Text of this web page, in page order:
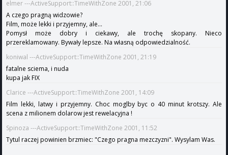
elmer ---ActiveSupport::TimeWithZone 2001, 21:06
A czego pragną widzowie?
Film, może lekki i przyjemny, ale...
Pomysł może dobry i ciekawy, ale trochę skopany. Nieco
przereklamowany. Bywały lepsze. Na własną odpowiedzialność.
koniwal ---ActiveSupport::TimeWithZone 2001, 21:19
fatalne sciema, i nuda
kupa jak FIX
Clarice ---ActiveSupport::TimeWithZone 2001, 14:09
Film lekki, latwy i przyjemny. Choc moglby byc o 40 minut krotszy. Ale
scena z milionem dolarow jest rewelacyjna !
Spinoza ---ActiveSupport::TimeWithZone 2001, 11:52
Tytul raczej powinien brzmiec: "Czego pragna mezczyzni". Wysylam Was.